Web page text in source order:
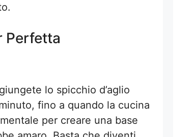
Perfetta
lo spicchio d’aglio
fino a quando la cucina
per creare una base